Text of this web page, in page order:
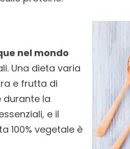
nel mondo
Una dieta varia
e frutta di
durante la
e il
100% vegetale è